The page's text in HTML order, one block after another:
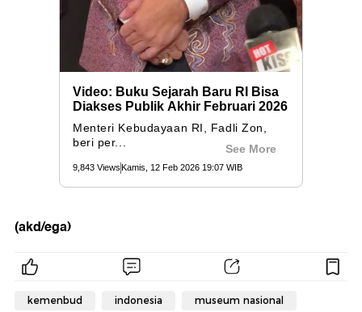
(akd/ega)
kemenbud indonesia museum nasional